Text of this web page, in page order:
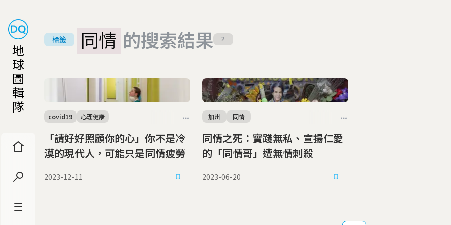
地
球
圖
輯
隊
標籤 同情 的搜索結果 2
「請好好照顧你的心」你不是冷
漠的現代人，可能只是同情疲勞
covid19 心理健康
2023-12-11
同情之死：實踐無私、宣揚仁愛
的「同情哥」遭無情刺殺
加州 同情
2023-06-20